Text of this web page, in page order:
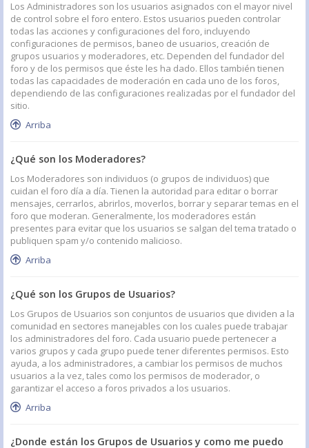
Los Administradores son los usuarios asignados con el mayor nivel
de control sobre el foro entero. Estos usuarios pueden controlar
todas las acciones y configuraciones del foro, incluyendo
configuraciones de permisos, baneo de usuarios, creación de
grupos usuarios y moderadores, etc. Dependen del fundador del
foro y de los permisos que éste les ha dado. Ellos también tienen
todas las capacidades de moderación en cada uno de los foros,
dependiendo de las configuraciones realizadas por el fundador del
sitio.
Arriba
¿Qué son los Moderadores?
Los Moderadores son individuos (o grupos de individuos) que
cuidan el foro día a día. Tienen la autoridad para editar o borrar
mensajes, cerrarlos, abrirlos, moverlos, borrar y separar temas en el
foro que moderan. Generalmente, los moderadores están
presentes para evitar que los usuarios se salgan del tema tratado o
publiquen spam y/o contenido malicioso.
Arriba
¿Qué son los Grupos de Usuarios?
Los Grupos de Usuarios son conjuntos de usuarios que dividen a la
comunidad en sectores manejables con los cuales puede trabajar
los administradores del foro. Cada usuario puede pertenecer a
varios grupos y cada grupo puede tener diferentes permisos. Esto
ayuda, a los administradores, a cambiar los permisos de muchos
usuarios a la vez, tales como los permisos de moderador, o
garantizar el acceso a foros privados a los usuarios.
Arriba
¿Donde están los Grupos de Usuarios y como me puedo